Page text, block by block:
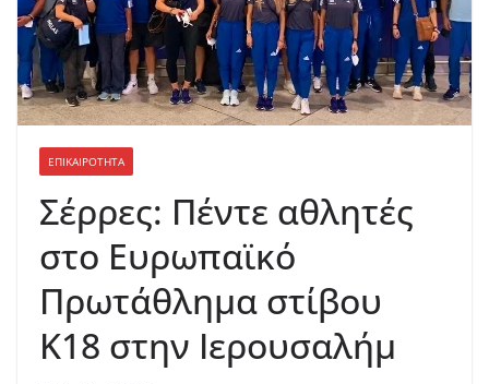
ΕΠΙΚΑΙΡΟΤΗΤΑ
Σέρρες: Πέντε αθλητές
στο Ευρωπαϊκό
Πρωτάθλημα στίβου
Κ18 στην Ιερουσαλήμ